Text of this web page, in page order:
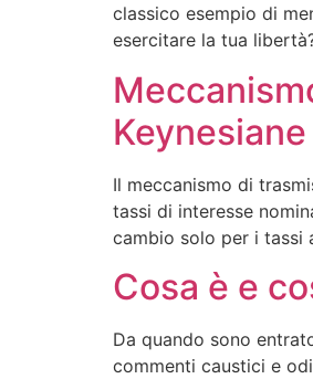
classico esempio di
esercitare la tua
Il meccanismo di
tassi di interesse
cambio solo per i tassi
Cosa è e
Da quando sono
commenti caustici e